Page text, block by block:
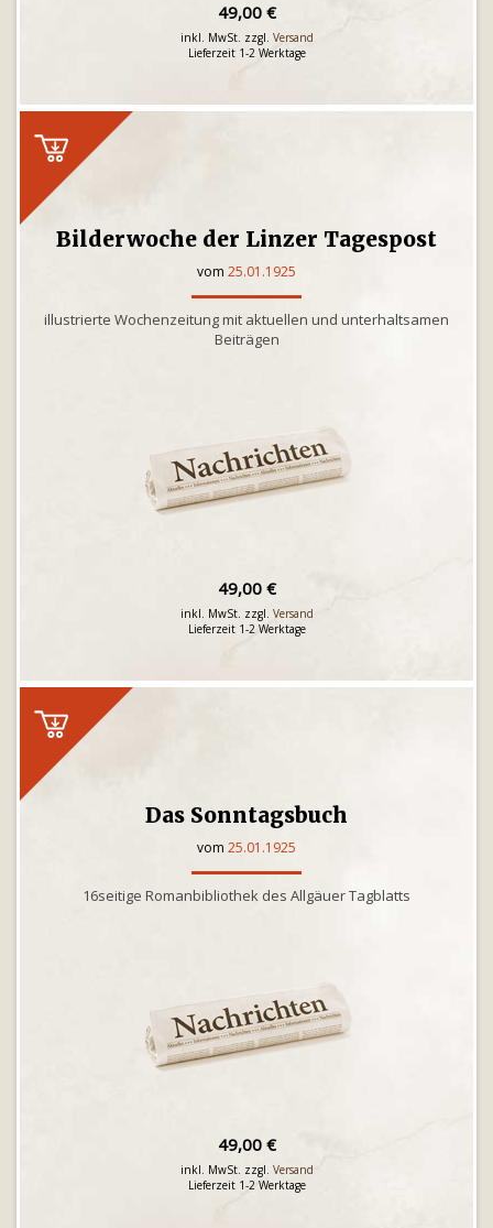
49,00 €
inkl. MwSt. zzgl. Versand
Lieferzeit 1-2 Werktage
Bilderwoche der Linzer Tagespost
vom 25.01.1925
illustrierte Wochenzeitung mit aktuellen und unterhaltsamen
Beiträgen
49,00 €
inkl. MwSt. zzgl. Versand
Lieferzeit 1-2 Werktage
Das Sonntagsbuch
vom 25.01.1925
16seitige Romanbibliothek des Allgäuer Tagblatts
49,00 €
inkl. MwSt. zzgl. Versand
Lieferzeit 1-2 Werktage